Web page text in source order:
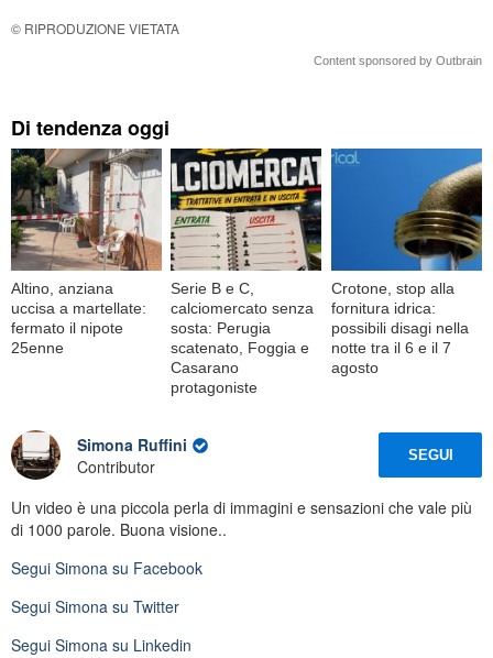
© RIPRODUZIONE VIETATA
Content sponsored by Outbrain
Di tendenza oggi
Altino, anziana
uccisa a martellate:
fermato il nipote
25enne
Serie B e C,
calciomercato senza
sosta: Perugia
scatenato, Foggia e
Casarano
protagoniste
Crotone, stop alla
fornitura idrica:
possibili disagi nella
notte tra il 6 e il 7
agosto
Simona Ruffini
Contributor
SEGUI
Un video è una piccola perla di immagini e sensazioni che vale più
di 1000 parole. Buona visione..
Segui Simona su Facebook
Segui Simona su Twitter
Segui Simona su Linkedin